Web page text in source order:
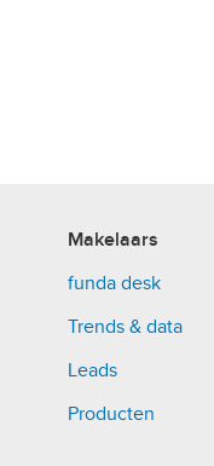
Makelaars
funda desk
Trends & data
Leads
Producten